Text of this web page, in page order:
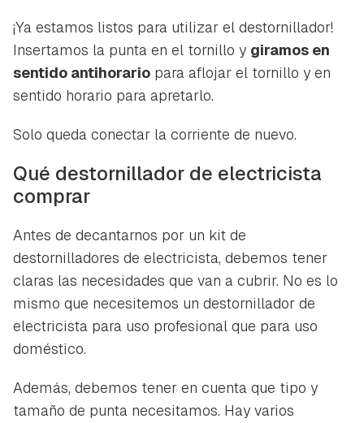
¡Ya estamos listos para utilizar el destornillador!
Insertamos la punta en el tornillo y giramos en
sentido antihorario para aflojar el tornillo y en
sentido horario para apretarlo.
Solo queda conectar la corriente de nuevo.
Qué destornillador de electricista
comprar
Antes de decantarnos por un kit de
destornilladores de electricista, debemos tener
claras las necesidades que van a cubrir. No es lo
mismo que necesitemos un destornillador de
electricista para uso profesional que para uso
doméstico.
Además, debemos tener en cuenta que tipo y
tamaño de punta necesitamos. Hay varios